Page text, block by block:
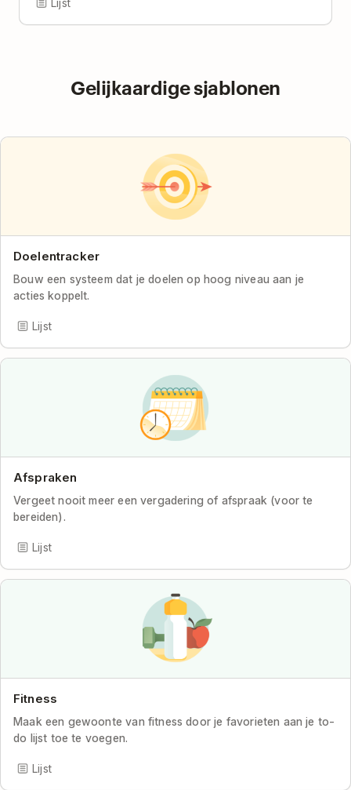
Gelijkaardige sjablonen
Doelentracker
Bouw een systeem dat je doelen op hoog niveau aan je
acties koppelt.
Lijst
Afspraken
Vergeet nooit meer een vergadering of afspraak (voor te
bereiden).
Lijst
Fitness
Maak een gewoonte van fitness door je favorieten aan je to-
do lijst toe te voegen.
Lijst